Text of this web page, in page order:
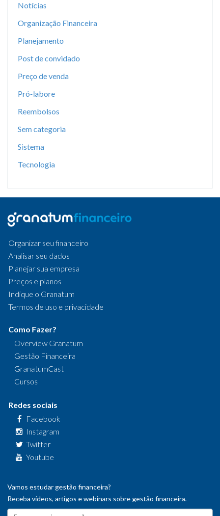
Notícias
Organização Financeira
Planejamento
Post de convidado
Preço de venda
Pró-labore
Reembolsos
Sem categoria
Sistema
Tecnologia
Organizar seu financeiro
Analisar seu dados
Planejar sua empresa
Preços e planos
Indique o Granatum
Termos de uso e privacidade
Como Fazer?
Overview Granatum
Gestão Financeira
GranatumCast
Cursos
Redes sociais
Facebook
Instagram
Twitter
Youtube
Vamos estudar gestão financeira?
Receba vídeos, artigos e webinars sobre gestão financeira.